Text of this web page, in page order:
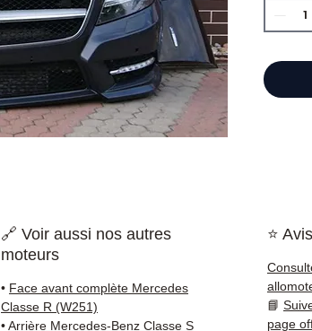
reste
🔗 Voir aussi nos autres
moteurs
• Face avant complète Mercedes
Classe R (W251)
•Arrière Mercedes-Benz Classe S
⭐
📘
page